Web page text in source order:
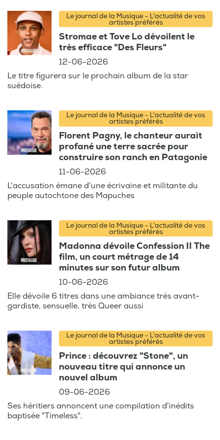
Le journal de la Musique - L'actualité de vos
artistes préférés
Stromae et Tove Lo dévoilent le
très efficace "Des Fleurs"
12-06-2026
Le titre figurera sur le prochain album de la star
suédoise.
Le journal de la Musique - L'actualité de vos
artistes préférés
Florent Pagny, le chanteur aurait
profané une terre sacrée pour
construire son ranch en Patagonie
11-06-2026
L'accusation émane d'une écrivaine et militante du
peuple autochtone des Mapuches
Le journal de la Musique - L'actualité de vos
artistes préférés
Madonna dévoile Confession II The
film, un court métrage de 14
minutes sur son futur album
10-06-2026
Elle dévoile 6 titres dans une ambiance très avant-
gardiste, sensuelle, très Queer aussi
Le journal de la Musique - L'actualité de vos
artistes préférés
Prince : découvrez "Stone", un
nouveau titre qui annonce un
nouvel album
09-06-2026
Ses héritiers annoncent une compilation d'inédits
baptisée "Timeless".